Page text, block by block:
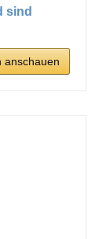
sind
anschauen